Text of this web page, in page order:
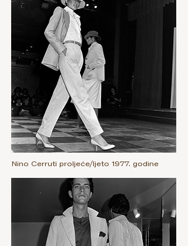
Nino Cerruti proljeće/ljeto 1977. godine